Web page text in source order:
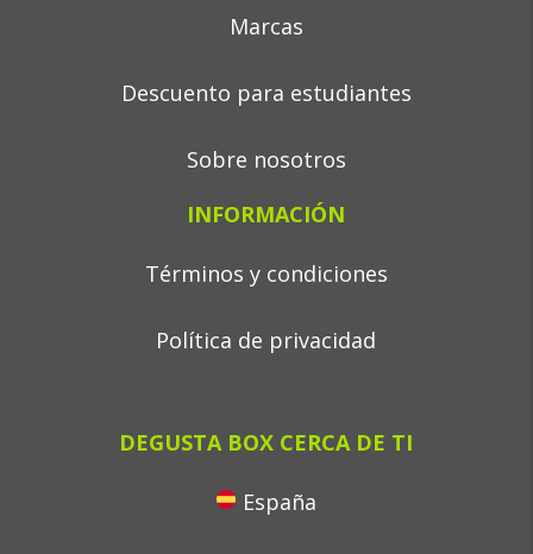
Marcas
Descuento para estudiantes
Sobre nosotros
INFORMACIÓN
Términos y condiciones
Política de privacidad
DEGUSTA BOX CERCA DE TI
España